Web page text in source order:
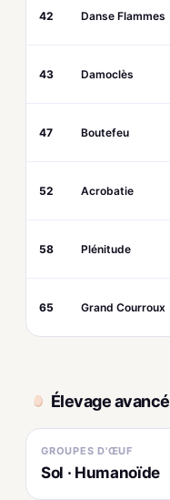
42 Danse Flammes
43 Damoclès
47 Boutefeu
52 Acrobatie
58 Plénitude
65 Grand Courroux
Élevage avancé
GROUPES D'ŒUF
Sol · Humanoïde